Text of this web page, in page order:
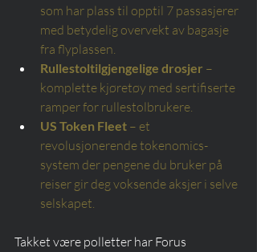
som har plass til opptil 7 passasjerer
med betydelig overvekt av bagasje
fra flyplassen.
Rullestoltilgjengelige drosjer –
komplette kjøretøy med sertifiserte
ramper for rullestolbrukere.
US Token Fleet – et
revolusjonerende tokenomics-
system der pengene du bruker på
reiser gir deg voksende aksjer i selve
selskapet.
Takket være polletter har Forus